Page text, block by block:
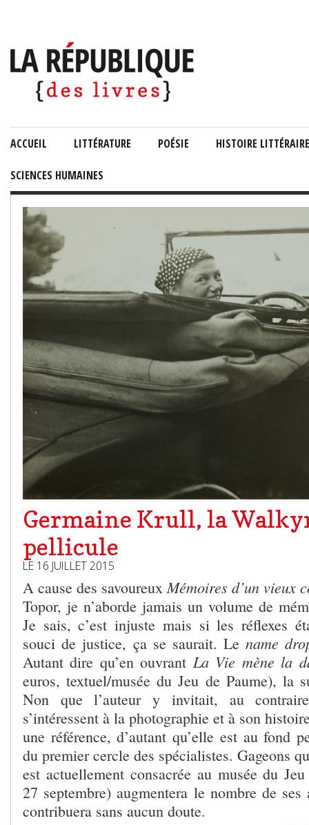
ACCUEIL LITTÉRATURE POÉSIE HISTOIRE LITTÉRAIRE
SCIENCES HUMAINES
Germaine Krull, la
pellicule
LE 16 JUILLET 2015
A cause des savoureux Mémoires d’un vieux
Topor, je n’aborde jamais un volume de
Je sais, c’est injuste mais si les réflexes
souci de justice, ça se saurait. Lename
Autant dire qu’en ouvrant La Vie mène la
euros, textuel/musée du Jeu de Paume), la
Non que l’auteur y invitait, au
s’intéressent à la photographie et à son
une référence, d’autant qu’elle est au fond
du premier cercle des spécialistes. Gageons
est actuellement consacrée au musée du
27 septembre) augmentera le nombre de
contribuera sans aucun doute.